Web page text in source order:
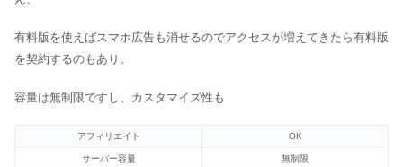
有料版を使えばスマホ広告も消せるのでアクセスが増えてきたら有料版
を契約するのもあり。
容量は無制限ですし、カスタマイズ性も
アフィリエイト OK
サーバー容量 無制限